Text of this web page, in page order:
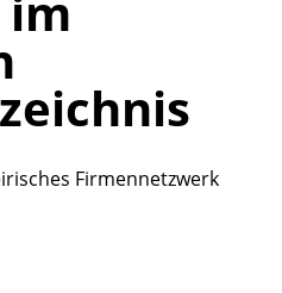
Firmennetzwerk